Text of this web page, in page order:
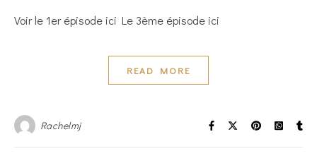
Voir le 1er épisode ici Le 3ème épisode ici
READ MORE
Rachelmj